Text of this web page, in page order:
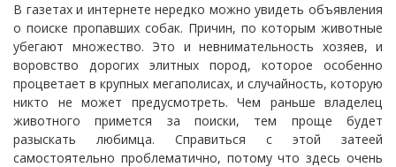
В газетах и интернете нередко можно увидеть объявления
о поиске пропавших собак. Причин, по которым животные
убегают множество. Это и невнимательность хозяев, и
воровство дорогих элитных пород, которое особенно
процветает в крупных мегаполисах, и случайность, которую
никто не может предусмотреть. Чем раньше владелец
животного примется за поиски, тем проще будет
разыскать любимца. Справиться с этой затеей
самостоятельно проблематично, потому что здесь очень